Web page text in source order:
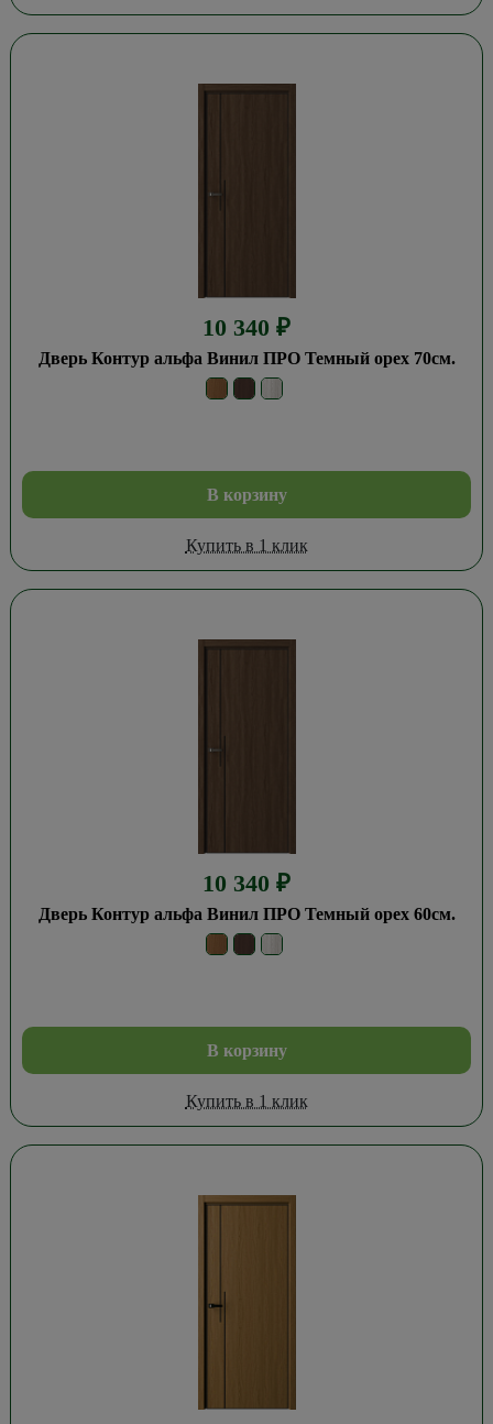
10 340 ₽
Дверь Контур альфа Винил ПРО Темный орех 70см.
В корзину
Купить в 1 клик
10 340 ₽
Дверь Контур альфа Винил ПРО Темный орех 60см.
В корзину
Купить в 1 клик